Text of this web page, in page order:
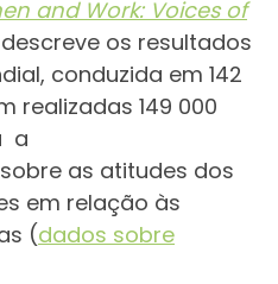
and Work: Voices of
os resultados
conduzida em 142
realizadas 149 000
a
as atitudes dos
em relação às
(dados sobre